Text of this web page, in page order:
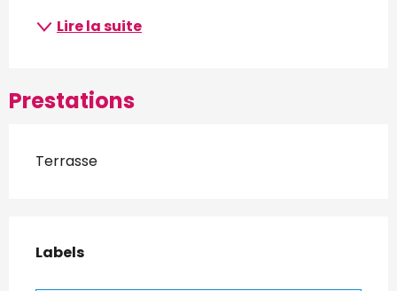
Lire la suite
Prestations
Terrasse
Offres de prestations
Labels
Labels